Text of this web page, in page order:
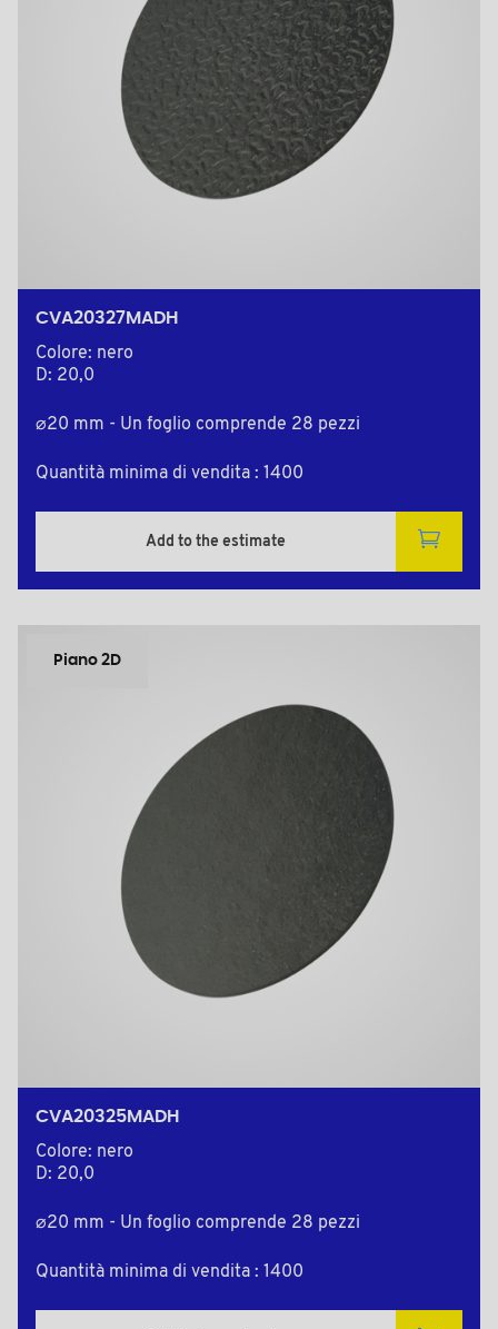
CVA20327MADH
Colore: nero
D: 20,0
⌀20 mm - Un foglio comprende 28 pezzi
Quantità minima di vendita : 1400
Add to the estimate
Piano 2D
CVA20325MADH
Colore: nero
D: 20,0
⌀20 mm - Un foglio comprende 28 pezzi
Quantità minima di vendita : 1400